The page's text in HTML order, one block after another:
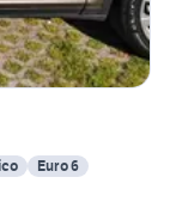
Euro 6